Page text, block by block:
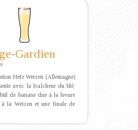
Gardien
Hefe Weizen (Allemagne)
avec la fraîcheur du blé,
de banane due à la levure
à la Weizen et une finale de